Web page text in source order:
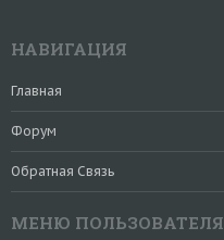
НАВИГАЦИЯ
Главная
Форум
Обратная Связь
МЕНЮ ПОЛЬЗОВАТЕЛЯ